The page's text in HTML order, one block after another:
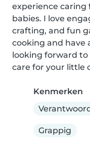
experience caring
babies. I love
crafting, and fun
cooking and have
looking forward
care for your little
Kenmerken
Grappig